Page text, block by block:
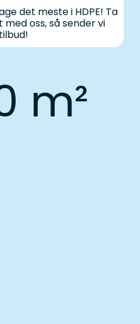
det meste i HDPE! Ta
oss, så sender vi
m²